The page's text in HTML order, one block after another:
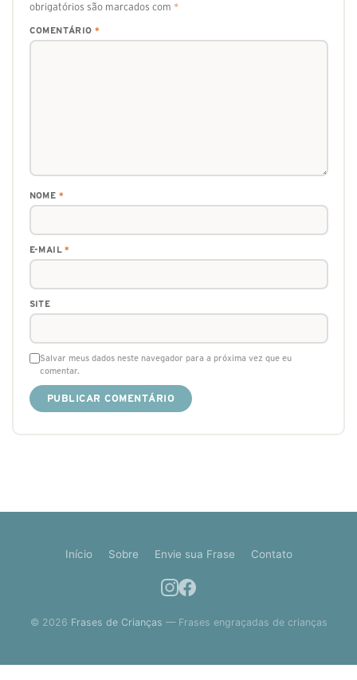
obrigatórios são marcados com *
COMENTÁRIO *
NOME *
E-MAIL*
SITE
Salvar meus dados neste navegador para a próxima vez que eu
comentar.
Início Sobre Envie sua Frase Contato
© 2026 Frases de Crianças — Frases engraçadas de crianças